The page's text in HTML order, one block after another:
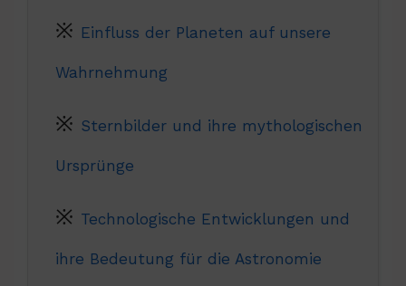
Einfluss der Planeten auf unsere
Wahrnehmung
Sternbilder und ihre mythologischen
Ursprünge
Technologische Entwicklungen und
ihre Bedeutung für die Astronomie